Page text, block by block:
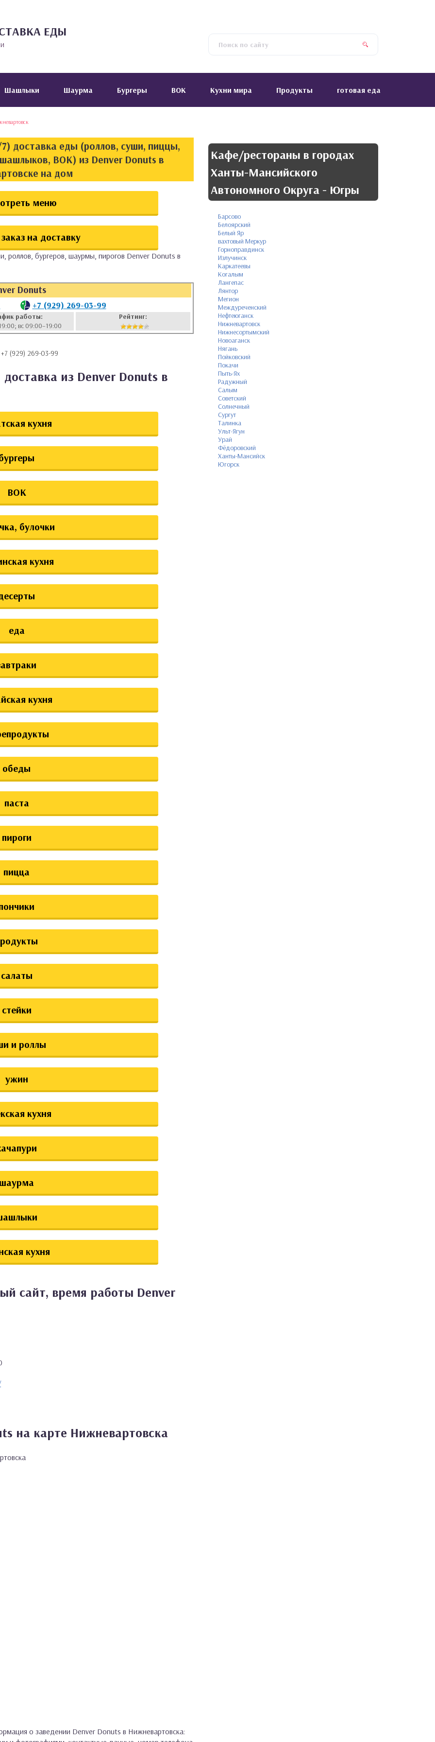
ЕДЫ
Шашлыки Шаурма Бургеры ВОК Кухни мира Продукты готовая еда
доставка еды (роллов, суши, пиццы,
ВОК) из Denver Donuts в
на дом
меню
на доставку
роллов, бургеров, шаурмы, пирогов Denver Donuts в
Donuts
+7 (929) 269-03-99
работы:
вс 09:00–19:00
Рейтинг:
(929) 269-03-99
из Denver Donuts в
кухня
ВОК
булочки
кухня
еда
кухня
обеды
паста
пироги
пицца
салаты
стейки
и роллы
ужин
кухня
кухня
сайт, время работы Denver
на карте Нижневартовска
о заведении Denver Donuts в Нижневартовска:
Кафе/рестораны в городах
Ханты-Мансийского
Автономного Округа - Югры
Барсово
Белоярский
Белый Яр
вахтовый Меркур
Горноправдинск
Излучинск
Каркатеевы
Когалым
Лангепас
Лянтор
Мегион
Междуреченский
Нефтеюганск
Нижневартовск
Нижнесортымский
Новоаганск
Нягань
Пойковский
Покачи
Пыть-Ях
Радужный
Салым
Советский
Солнечный
Сургут
Талинка
Ульт-Ягун
Урай
Фёдоровский
Ханты-Мансийск
Югорск